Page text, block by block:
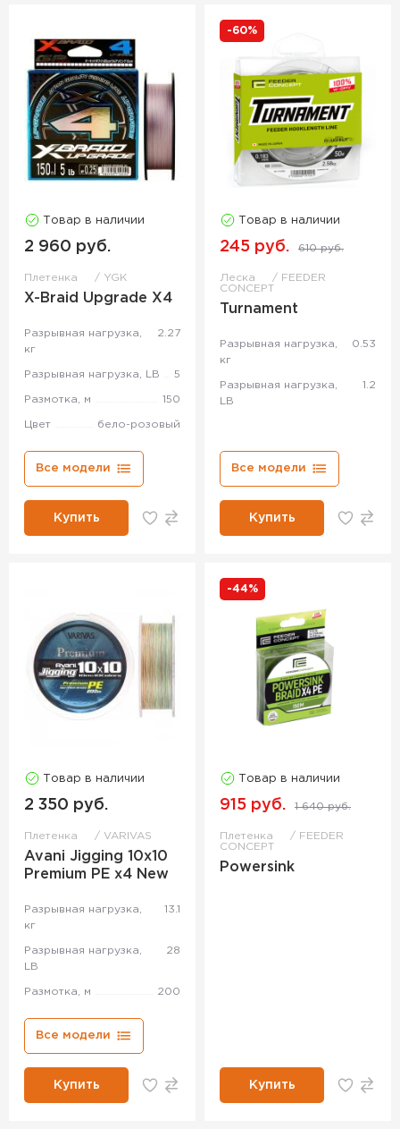
Товар в наличии
2 960 руб.
Плетенка YGK
X-Braid Upgrade X4
Разрывная нагрузка,
кг
2.27
Разрывная нагрузка, LB 5
Размотка, м 150
Цвет бело-розовый
Все модели
Купить
-60%
Товар в наличии
245 руб. 610 руб.
Леска
FEEDER
CONCEPT
Turnament
Разрывная нагрузка,
кг
0.53
Разрывная нагрузка,
LB
1.2
Все модели
Купить
Товар в наличии
2 350 руб.
Плетенка VARIVAS
Avani Jigging 10x10
Premium PE x4 New
Разрывная нагрузка,
кг
13.1
Разрывная нагрузка,
LB
28
Размотка, м 200
Все модели
Купить
-44%
Товар в наличии
915 руб. 1 640 руб.
Плетенка
FEEDER
CONCEPT
Powersink
Купить